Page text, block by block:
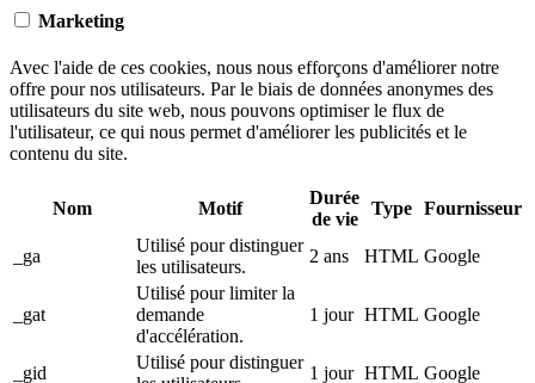
Marketing
Avec l'aide de ces cookies, nous nous efforçons d'améliorer notre
offre pour nos utilisateurs. Par le biais de données anonymes des
utilisateurs du site web, nous pouvons optimiser le flux de
l'utilisateur, ce qui nous permet d'améliorer les publicités et le
contenu du site.
Nom Motif
Durée
de vie
Type Fournisseur
_ga
Utilisé pour distinguer
les utilisateurs.
2 ans HTML Google
_gat
Utilisé pour limiter la
demande
d'accélération.
1 jour HTML Google
_gid
Utilisé pour distinguer
1 jour HTML Google